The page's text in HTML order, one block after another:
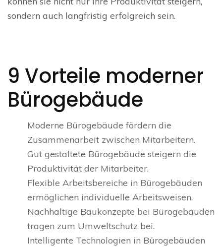
sondern auch langfristig erfolgreich sein.
9 Vorteile moderner
Bürogebäude
Moderne Bürogebäude fördern die
Zusammenarbeit zwischen Mitarbeitern.
Gut gestaltete Bürogebäude steigern die
Produktivität der Mitarbeiter.
Flexible Arbeitsbereiche in Bürogebäuden
ermöglichen individuelle Arbeitsweisen.
Nachhaltige Baukonzepte bei Bürogebäuden
tragen zum Umweltschutz bei.
Intelligente Technologien in Bürogebäuden